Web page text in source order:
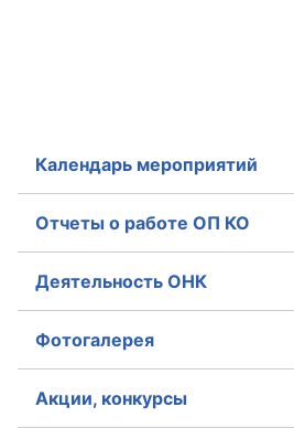
Календарь мероприятий
Отчеты о работе ОП КО
Деятельность ОНК
Фотогалерея
Акции, конкурсы